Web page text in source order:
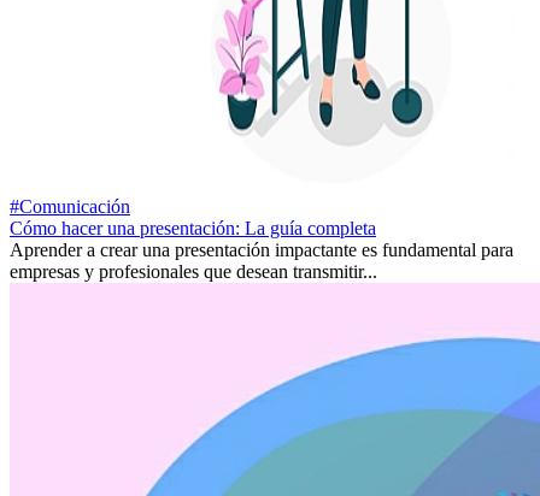
#Comunicación
Cómo hacer una presentación: La guía completa
Aprender a crear una presentación impactante es fundamental para
empresas y profesionales que desean transmitir...